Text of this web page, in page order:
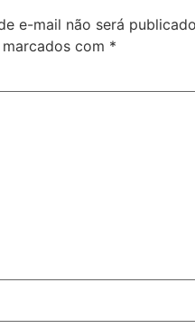
e-mail não será
com *